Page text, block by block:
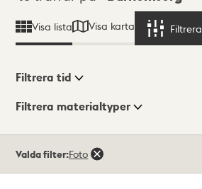
Visa lista Visa karta Filtrera
Visningsläge
Filtrera tid
Filtrera materialtyper
träffar
Valda filter:Foto